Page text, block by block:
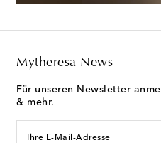
Mytheresa News
Für unseren Newsletter
& mehr.
Ihre E-Mail-Adresse